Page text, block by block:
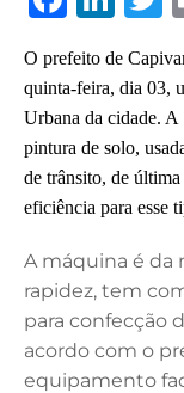
c
e
b
o
o
k
k
e
dI
n
r
O prefeito de
quinta-feira, dia 03,
Urbana da cidade. A
pintura de solo,
de trânsito, de
eficiência para esse
A máquina é da
rapidez, tem
para confecção
acordo com o
equipamento